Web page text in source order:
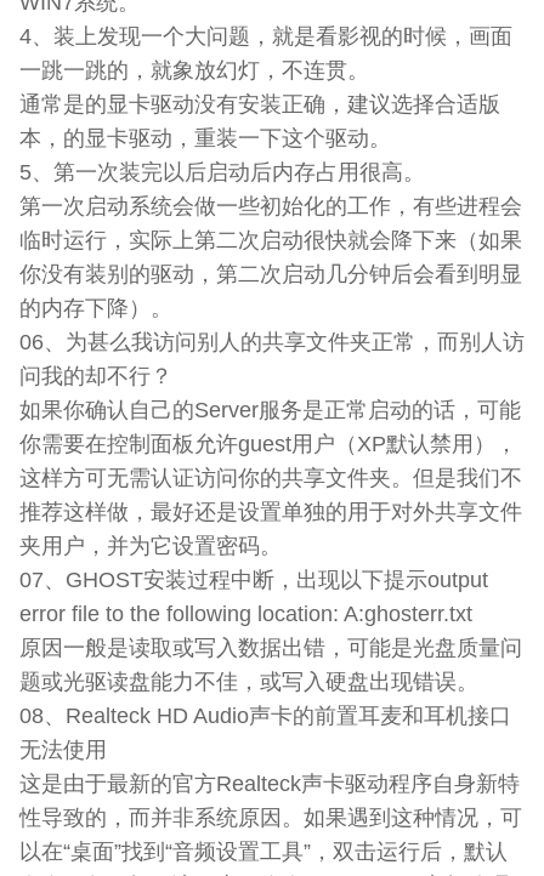
4、装上发现一个大问题，就是看影视的时候，画面
一跳一跳的，就象放幻灯，不连贯。
通常是的显卡驱动没有安装正确，建议选择合适版
本，的显卡驱动，重装一下这个驱动。
5、第一次装完以后启动后内存占用很高。
第一次启动系统会做一些初始化的工作，有些进程会
临时运行，实际上第二次启动很快就会降下来（如果
你没有装别的驱动，第二次启动几分钟后会看到明显
的内存下降）。
06、为甚么我访问别人的共享文件夹正常，而别人访
问我的却不行？
如果你确认自己的Server服务是正常启动的话，可能
你需要在控制面板允许guest用户（XP默认禁用），
这样方可无需认证访问你的共享文件夹。但是我们不
推荐这样做，最好还是设置单独的用于对外共享文件
夹用户，并为它设置密码。
07、GHOST安装过程中断，出现以下提示output
error file to the following location: A:ghosterr.txt
原因一般是读取或写入数据出错，可能是光盘质量问
题或光驱读盘能力不佳，或写入硬盘出现错误。
08、Realteck HD Audio声卡的前置耳麦和耳机接口
无法使用
这是由于最新的官方Realteck声卡驱动程序自身新特
性导致的，而并非系统原因。如果遇到这种情况，可
以在“桌面”找到“音频设置工具”，双击运行后，默认